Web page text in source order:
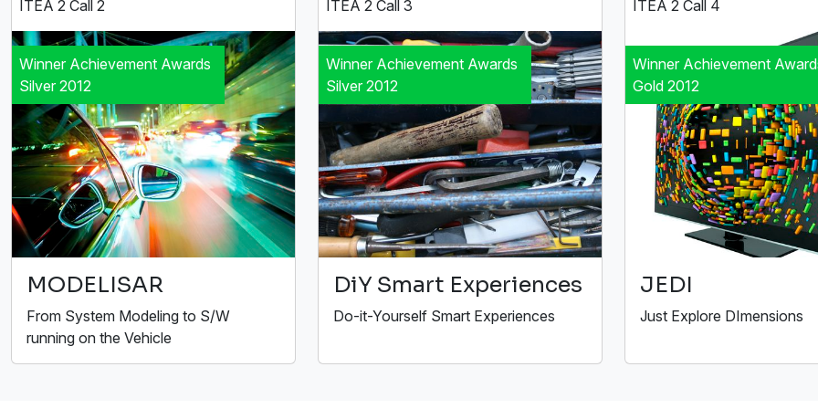
ITEA 2 Call 2
Winner Achievement Awards
Silver 2012
MODELISAR
From System Modeling to S/W
running on the Vehicle
ITEA 2 Call 3
Winner Achievement Awards
Silver 2012
DiY Smart Experiences
Do-it-Yourself Smart Experiences
ITEA 2 Call 4
Winner Achievement
Gold 2012
JEDI
Just Explore DImensions